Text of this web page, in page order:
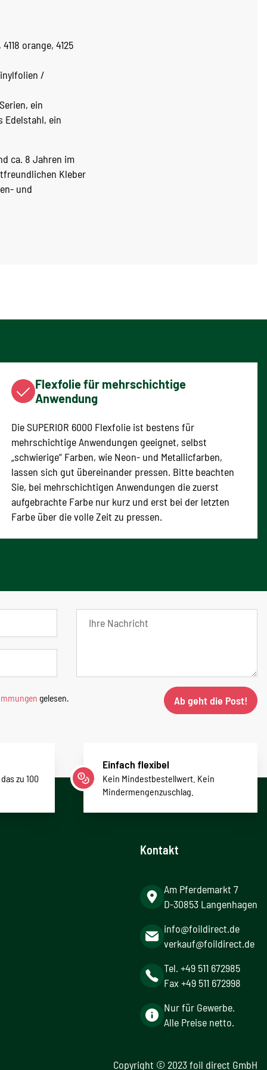
orange, 4125
/
ein
Edelstahl, ein
ca. 8 Jahren im
Kleber
und
Flexfolie für mehrschichtige
Anwendung
Die SUPERIOR 6000 Flexfolie ist bestens für
mehrschichtige Anwendungen geeignet, selbst
„schwierige“ Farben, wie Neon- und Metallicfarben,
lassen sich gut übereinander pressen. Bitte beachten
Sie, bei mehrschichtigen Anwendungen die zuerst
aufgebrachte Farbe nur kurz und erst bei der letzten
Farbe über die volle Zeit zu pressen.
gelesen. Ab geht die Post!
zu 100
Einfach flexibel
Kein Mindestbestellwert. Kein
Mindermengenzuschlag.
Kontakt
Am Pferdemarkt 7
D-30853 Langenhagen
info@foildirect.de
verkauf@foildirect.de
Tel. +49 511 672985
Fax +49 511 672998
Nur für Gewerbe.
Alle Preise netto.
Copyright © 2023 foil direct GmbH